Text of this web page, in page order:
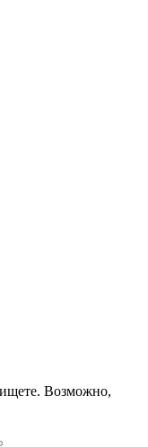
Возможно,